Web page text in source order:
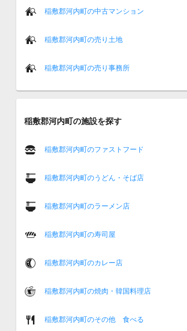
稲敷郡河内町の中古マンション
稲敷郡河内町の売り土地
稲敷郡河内町の売り事務所
稲敷郡河内町の施設を探す
稲敷郡河内町のファストフード
稲敷郡河内町のうどん・そば店
稲敷郡河内町のラーメン店
稲敷郡河内町の寿司屋
稲敷郡河内町のカレー店
稲敷郡河内町の焼肉・韓国料理店
稲敷郡河内町のその他 食べる